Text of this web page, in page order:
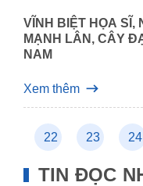
VĨNH BIỆT HỌA SĨ,
MẠNH LÂN, CÂY
NAM
Xem thêm
22 23 24
TIN ĐỌC